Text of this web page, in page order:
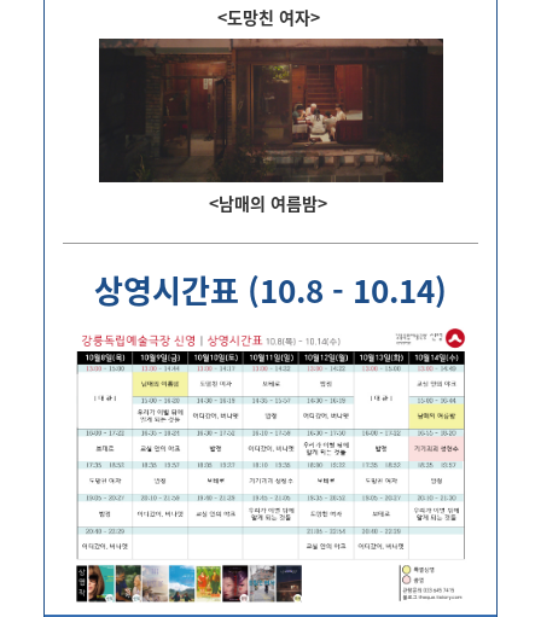
<도망친 여자>
<남매의 여름밤>
상영시간표 (10.8 - 10.14)